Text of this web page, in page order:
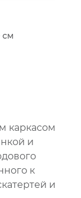
см
каркасом
и
к
и